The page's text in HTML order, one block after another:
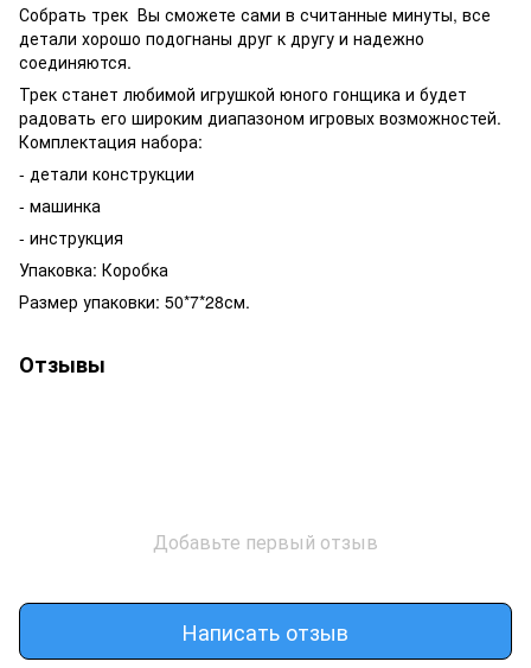
Собрать трек Вы сможете сами в считанные минуты, все
детали хорошо подогнаны друг к другу и надежно
соединяются.
Трек станет любимой игрушкой юного гонщика и будет
радовать его широким диапазоном игровых возможностей.
Комплектация набора:
- детали конструкции
- машинка
- инструкция
Упаковка: Коробка
Размер упаковки: 50*7*28см.
Отзывы
Добавьте первый отзыв
Написать отзыв